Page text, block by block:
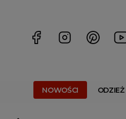
NOWOŚCI ODZIEŻ